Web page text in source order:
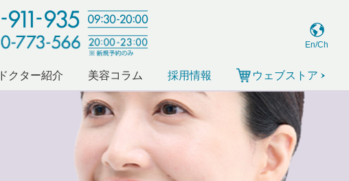
En/Ch
ドクター紹介 美容コラム 採用情報 ウェブストア